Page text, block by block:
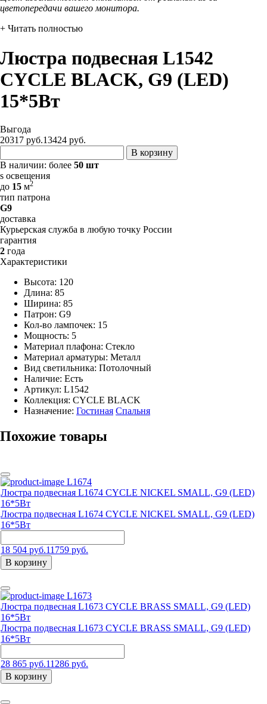
цветопередачи вашего монитора.
+ Читать полностью
Люстра подвесная L1542
CYCLE BLACK, G9 (LED)
15*5Вт
Выгода
20317 руб.13424 руб.
В корзину
В наличии: более 50 шт
s освещения
до 15 м2
тип патрона
G9
доставка
Курьерская служба в любую точку России
гарантия
2 года
Характеристики
Высота: 120
Длина: 85
Ширина: 85
Патрон: G9
Кол-во лампочек: 15
Мощность: 5
Материал плафона: Стекло
Материал арматуры: Металл
Вид светильника: Потолочный
Наличие: Есть
Артикул: L1542
Коллекция: CYCLE BLACK
Назначение: Гостиная Спальня
Похожие товары
L1674
Люстра подвесная L1674 CYCLE NICKEL SMALL, G9 (LED)
16*5Вт
Люстра подвесная L1674 CYCLE NICKEL SMALL, G9 (LED)
16*5Вт
18 504 руб.11759 руб.
В корзину
L1673
Люстра подвесная L1673 CYCLE BRASS SMALL, G9 (LED)
16*5Вт
Люстра подвесная L1673 CYCLE BRASS SMALL, G9 (LED)
16*5Вт
28 865 руб.11286 руб.
В корзину